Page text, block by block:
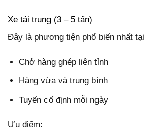
Xe tải trung (3 – 5 tấn)
Đây là phương tiện phổ biến nhất
Chở hàng ghép liên tỉnh
Hàng vừa và trung bình
Tuyến cố định mỗi ngày
Ưu điểm: